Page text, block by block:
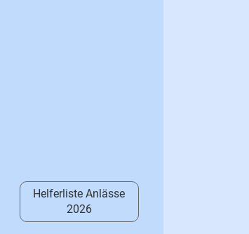
Helferliste Anlässe
2026